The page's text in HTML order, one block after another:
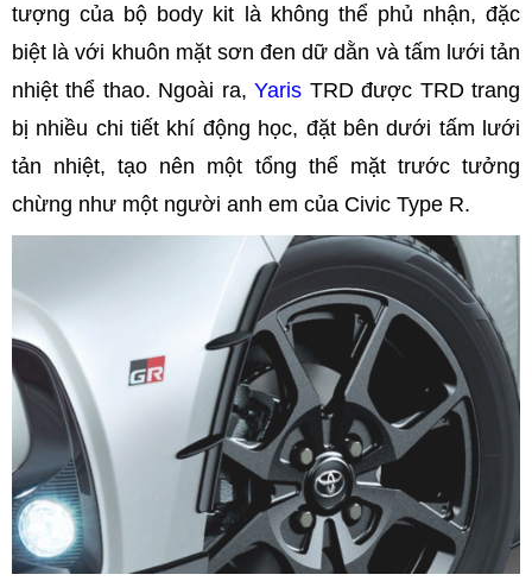
tượng của bộ body kit là không thể phủ nhận, đặc
biệt là với khuôn mặt sơn đen dữ dằn và tấm lưới tản
nhiệt thể thao. Ngoài ra,Yaris TRD được TRD trang
bị nhiều chi tiết khí động học, đặt bên dưới tấm lưới
tản nhiệt, tạo nên một tổng thể mặt trước tưởng
chừng như một người anh em của Civic Type R.